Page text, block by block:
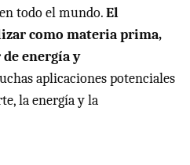
todo el mundo.El
como materia prima,
energía y
aplicaciones potenciales
la energía y la